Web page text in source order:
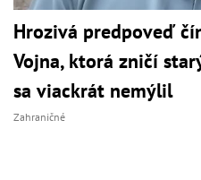
Hrozivá predpoveď
Vojna, ktorá zničí
sa viackrát nemýlil
Zahraničné